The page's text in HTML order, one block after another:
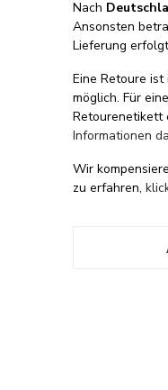
Nach
Ansonsten
Lieferung
Eine Retoure
möglich. Für
Retourenetikett
Informationen
Wir
zu erfahren,